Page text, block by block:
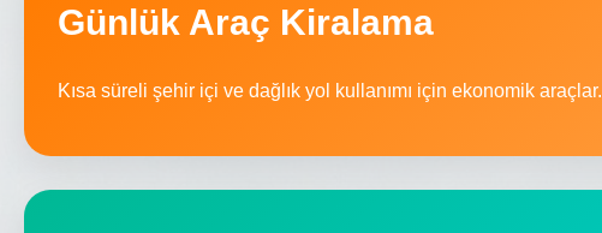
Günlük Araç Kiralama
Kısa süreli şehir içi ve dağlık yol kullanımı için ekonomik araçlar.